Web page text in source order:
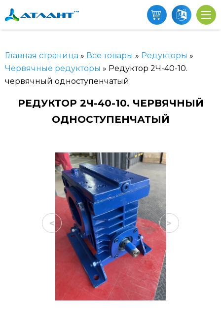
Главная страница » Все товары » Редукторы »
Червячные редукторы » Редуктор 2Ч-40-10.
червячный одноступенчатый
РЕДУКТОР 2Ч-40-10. ЧЕРВЯЧНЫЙ
ОДНОСТУПЕНЧАТЫЙ
< >